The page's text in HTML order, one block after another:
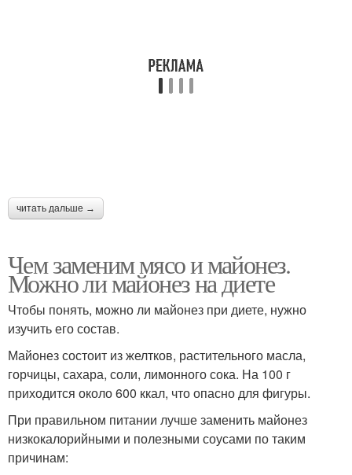
читать дальше →
Чем заменим мясо и майонез.
Можно ли майонез на диете
Чтобы понять, можно ли майонез при диете, нужно
изучить его состав.
Майонез состоит из желтков, растительного масла,
горчицы, сахара, соли, лимонного сока. На 100 г
приходится около 600 ккал, что опасно для фигуры.
При правильном питании лучше заменить майонез
низкокалорийными и полезными соусами по таким
причинам: